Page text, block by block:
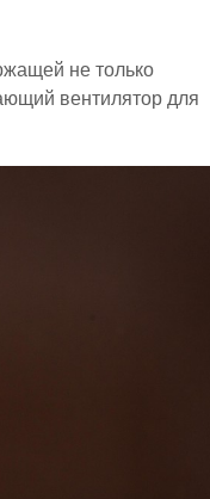
не только
вентилятор для